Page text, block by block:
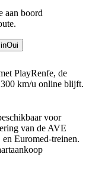
aan boord
PlayRenfe, de
km/u online blijft.
voor
van de AVE
Euromed-treinen.